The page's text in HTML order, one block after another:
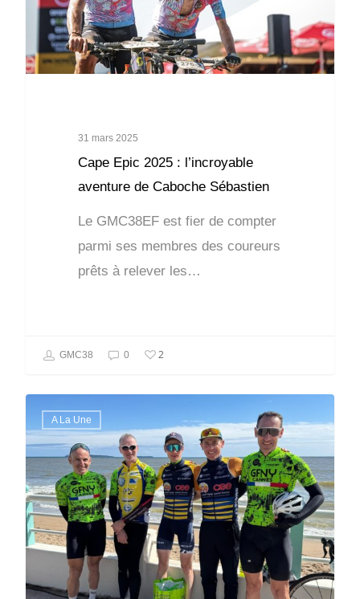
31 mars 2025
Cape Epic 2025 : l’incroyable
aventure de Caboche Sébastien
Le GMC38EF est fier de compter
parmi ses membres des coureurs
prêts à relever les…
GMC38 0 2
A La Une